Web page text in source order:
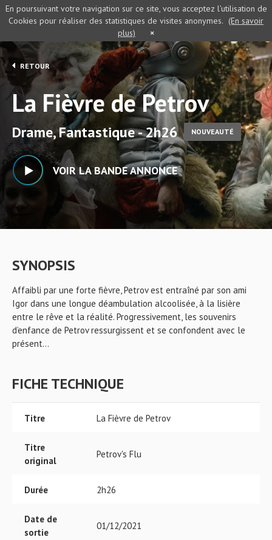
RETOUR
La Fièvre de Petrov
Drame, Fantastique - 2h26 NOUVEAUTÉ
VOIR LA BANDE ANNONCE
SYNOPSIS
Affaibli par une forte fièvre, Petrov est entraîné par son ami
Igor dans une longue déambulation alcoolisée, à la lisière
entre le rêve et la réalité. Progressivement, les souvenirs
d’enfance de Petrov ressurgissent et se confondent avec le
présent…
FICHE TECHNIQUE
Titre La Fièvre de Petrov
Titre
original
Petrov's Flu
Durée 2h26
Date de
sortie
01/12/2021
En poursuivant votre navigation sur ce site, vous acceptez l’utilisation de
Cookies pour réaliser des statistiques de visites anonymes. (En savoir
plus)
×